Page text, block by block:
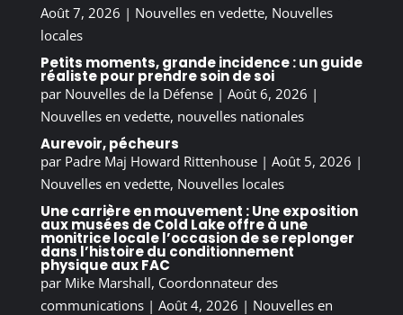
Août 7, 2026 | Nouvelles en vedette, Nouvelles
locales
Petits moments, grande incidence : un guide
réaliste pour prendre soin de soi
par Nouvelles de la Défense| Août 6, 2026 |
Nouvelles en vedette, nouvelles nationales
Aurevoir, pécheurs
par Padre Maj Howard Rittenhouse| Août 5, 2026 |
Nouvelles en vedette, Nouvelles locales
Une carrière en mouvement : Une exposition
aux musées de Cold Lake offre à une
monitrice locale l’occasion de se replonger
dans l’histoire du conditionnement
physique aux FAC
par Mike Marshall, Coordonnateur des
communications| Août 4, 2026 | Nouvelles en